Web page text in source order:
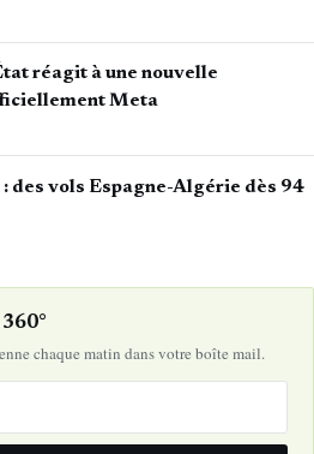
réagit à une nouvelle
Meta
des vols Espagne-Algérie dès 94
chaque matin dans votre boîte mail.